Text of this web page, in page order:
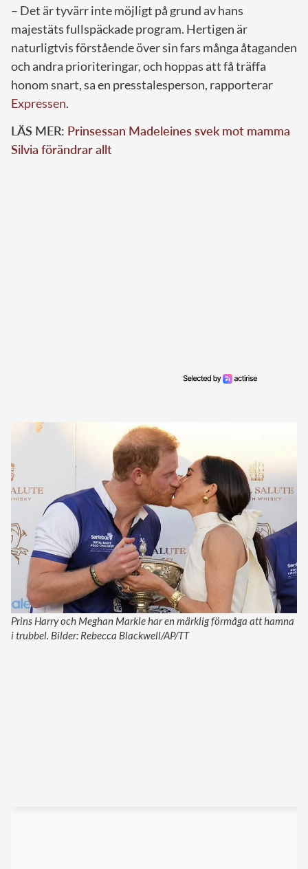
– Det är tyvärr inte möjligt på grund av hans
majestäts fullspäckade program. Hertigen är
naturligtvis förstående över sin fars många åtaganden
och andra prioriteringar, och hoppas att få träffa
honom snart, sa en presstalesperson, rapporterar
Expressen.
LÄS MER: Prinsessan Madeleines svek mot mamma
Silvia förändrar allt
Prins Harry och Meghan Markle har en märklig förmåga att hamna
i trubbel. Bilder: Rebecca Blackwell/AP/TT